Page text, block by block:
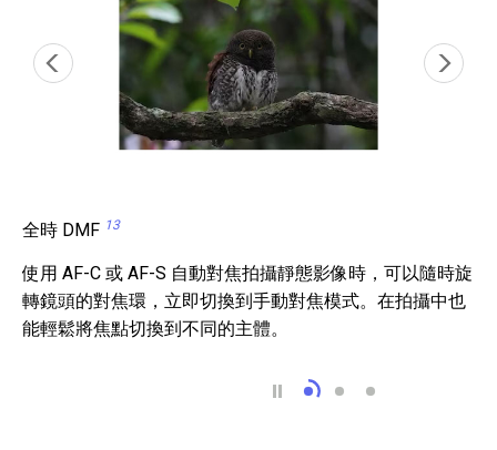
全時 DMF 13
焦點包圍曝光捕捉
閃爍抑制 15
全時 DMF 13
使用 AF-C 或 AF-S 自動對焦拍攝靜態影像時，可以隨時旋
轉鏡頭的對焦環，立即切換到手動對焦模式。在拍攝中也
能輕鬆將焦點切換到不同的主體。